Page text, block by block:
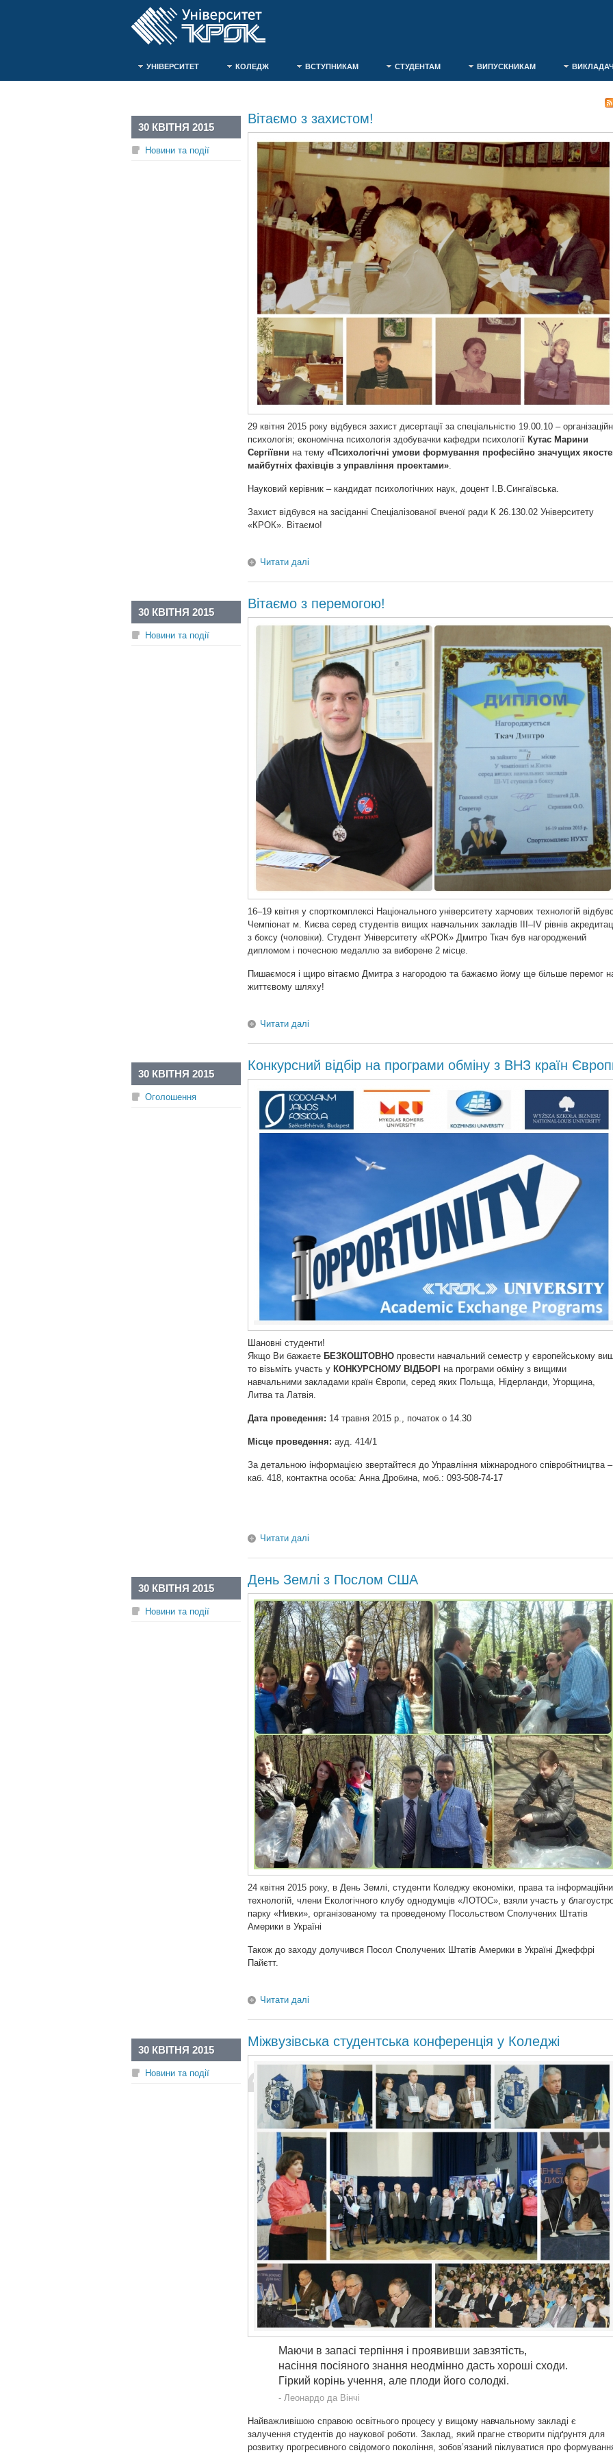
УНІВЕРСИТЕТ КОЛЕДЖ ВСТУПНИКАМ СТУДЕНТАМ ВИПУСКНИКАМ
Вітаємо з захистом!
30 КВІТНЯ 2015
Новини та події
29 квітня 2015 року відбувся захист дисертації за спеціальністю 19.00.10 –
психологія; економічна психологія здобувачки кафедри психології Кутас Марини
Сергіївни на тему «Психологічні умови формування професійно значущих
майбутніх фахівців з управління проектами».
Науковий керівник – кандидат психологічних наук, доцент І.В.Сингаївська.
Захист відбувся на засіданні Спеціалізованої вченої ради К 26.130.02 Університету
«КРОК». Вітаємо!
Читати далі
Вітаємо з перемогою!
30 КВІТНЯ 2015
Новини та події
16–19 квітня у спорткомплексі Національного університету харчових технологій
Чемпіонат м. Києва серед студентів вищих навчальних закладів III–IV рівнів
з боксу (чоловіки). Студент Університету «КРОК» Дмитро Ткач був нагороджений
дипломом і почесною медаллю за виборене 2 місце.
Пишаємося і щиро вітаємо Дмитра з нагородою та бажаємо йому ще більше перемог
життєвому шляху!
Читати далі
Конкурсний відбір на програми обміну з ВНЗ країн
30 КВІТНЯ 2015
Оголошення
Шановні студенти!
Якщо Ви бажаєте БЕЗКОШТОВНО провести навчальний семестр у європейському
то візьміть участь у КОНКУРСНОМУ ВІДБОРІ на програми обміну з вищими
навчальними закладами країн Європи, серед яких Польща, Нідерланди, Угорщина,
Литва та Латвія.
Дата проведення: 14 травня 2015 р., початок о 14.30
Місце проведення: ауд. 414/1
За детальною інформацією звертайтеся до Управління міжнародного співробітництва –
каб. 418, контактна особа: Анна Дробина, моб.: 093-508-74-17
Читати далі
День Землі з Послом США
30 КВІТНЯ 2015
Новини та події
24 квітня 2015 року, в День Землі, студенти Коледжу економіки, права та
технологій, члени Екологічного клубу однодумців «ЛОТОС», взяли участь у
парку «Нивки», організованому та проведеному Посольством Сполучених Штатів
Америки в Україні
Також до заходу долучився Посол Сполучених Штатів Америки в Україні Джеффрі
Пайєтт.
Читати далі
Міжвузівська студентська конференція у Коледжі
30 КВІТНЯ 2015
Новини та події
Маючи в запасі терпіння і проявивши завзятість,
насіння посіяного знання неодмінно дасть хороші сходи.
Гіркий корінь учення, але плоди його солодкі.
Леонардо да Вінчі
Найважливішою справою освітнього процесу у вищому навчальному закладі є
залучення студентів до наукової роботи. Заклад, який прагне створити підґрунтя для
розвитку прогресивного свідомого покоління, зобов’язаний піклуватися про